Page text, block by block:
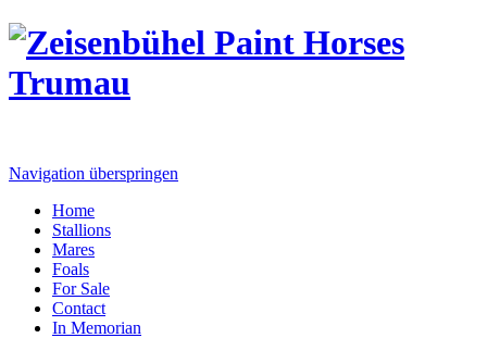
Navigation überspringen
Home
Stallions
Mares
Foals
For Sale
Contact
In Memorian